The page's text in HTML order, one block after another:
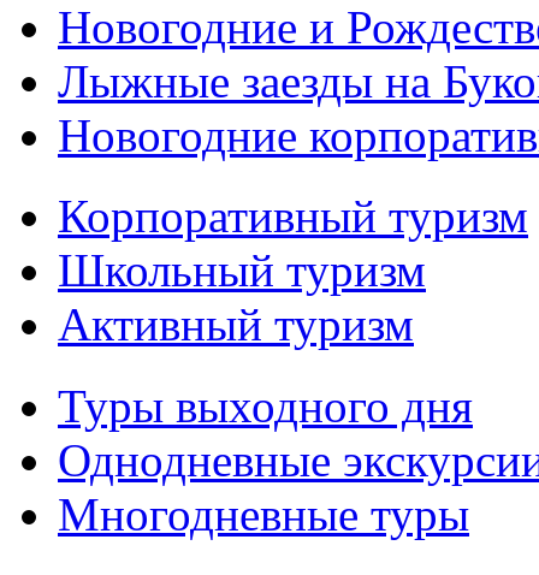
Новогодние и
Лыжные заезды на
Новогодние
Корпоративный туризм
Школьный туризм
Активный туризм
Туры выходного дня
Однодневные
Многодневные туры